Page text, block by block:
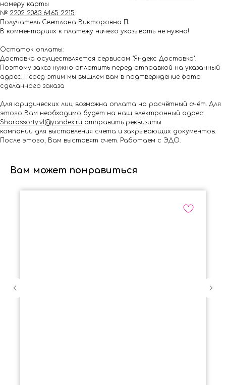
номеру карты
№ 2202 2083 6465 2215.
Получатель Светлана Викторовна П .
В комментариях к платежу ничего указывать не нужно!
Остаток оплаты:
Доставка осуществляется сервисом "Яндекс Доставка".
Поэтому заказ нужно оплатить перед отправкой на указанный
адрес. Перед этим мы вышлем вам в подтверждение фото
сделанного заказа
Для юридических лиц возможна оплата на расчётный счёт. Для
этого Вам необходимо будет на наш электронный адрес
Shar.assorty.vl@yandex.ru отправить реквизиты
компании для выставления счета и закрывающих документов.
После этого, Вам выставят счет. Работаем с ЭДО.
Вам может понравиться